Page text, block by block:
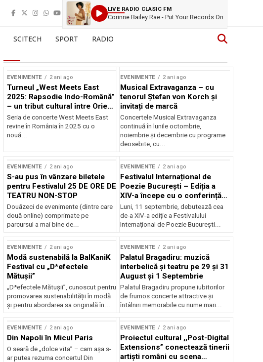
LIVE RADIO CLASIC FM
Corinne Bailey Rae - Put Your Records On
SCITECH SPORT RADIO
EVENIMENTE 2 ani ago
Turneul „West Meets East
2025: Rapsodie Indo-Română”
– un tribut cultural între Orient
și Occident
Seria de concerte West Meets East
revine în România în 2025 cu o
nouă...
EVENIMENTE 2 ani ago
Musical Extravaganza – cu
tenorul Ștefan von Korch și
invitați de marcă
Concertele Musical Extravaganza
continuă în lunile octombrie,
noiembrie şi decembrie cu programe
deosebite, cu...
EVENIMENTE 2 ani ago
S-au pus în vânzare biletele
pentru Festivalul 25 DE ORE DE
TEATRU NON-STOP
Douăzeci de evenimente (dintre care
două online) comprimate pe
parcursul a mai bine de...
EVENIMENTE 2 ani ago
Festivalul Internațional de
Poezie București – Ediția a
XIV-a începe cu o conferință
despre limba română
susținută de Marco Lucchesi
Luni, 11 septembrie, debutează cea
de-a XIV-a ediție a Festivalului
Internațional de Poezie București...
EVENIMENTE 2 ani ago
Modă sustenabilă la BalKaniK
Festival cu „D*efectele
Mătușii”
„D*efectele Mătușii”, cunoscut pentru
promovarea sustenabilității în modă
și pentru abordarea sa originală în...
EVENIMENTE 2 ani ago
Palatul Bragadiru: muzică
interbelică şi teatru pe 29 şi 31
August şi 1 Septembrie
Palatul Bragadiru propune iubitorilor
de frumos concerte attractive şi
întâlniri memorabile cu nume mari...
EVENIMENTE 2 ani ago
Din Napoli în Micul Paris
O seară de „dolce vita” – cam așa s-
ar putea rezuma concertul Din
EVENIMENTE 2 ani ago
Proiectul cultural ,,Post-Digital
Extensions” conectează tinerii
artiști români cu scena